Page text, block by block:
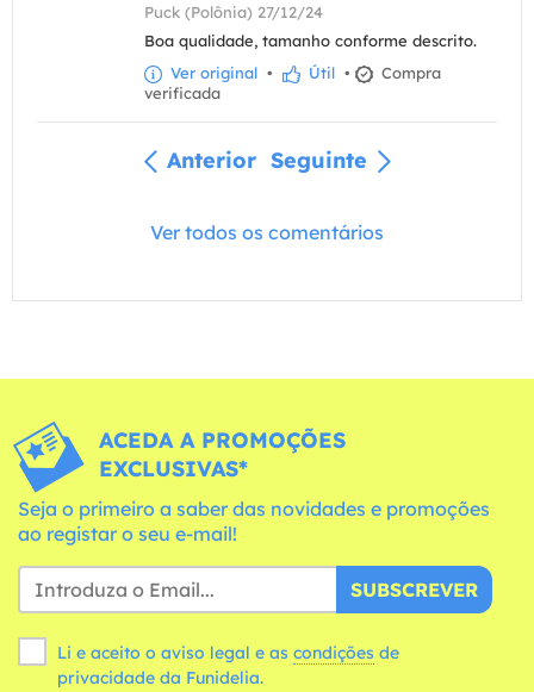
Puck (Polônia) 27/12/24
Boa qualidade, tamanho conforme descrito.
Ver original • Útil •
Compra
verificada
Anterior Seguinte
Ver todos os comentários
ACEDA A PROMOÇÕES
EXCLUSIVAS*
Seja o primeiro a saber das novidades e promoções
ao registar o seu e-mail!
SUBSCREVER
Li e aceito o aviso legal e as condições
privacidade da Funidelia.